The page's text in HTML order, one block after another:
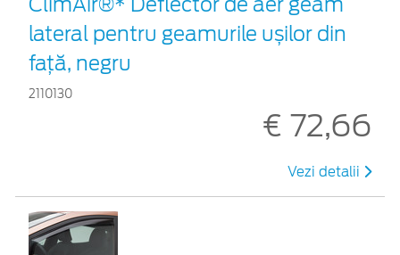
lateral pentru geamurile ușilor din
față, negru
2110130
€ 72,66
Vezi detalii